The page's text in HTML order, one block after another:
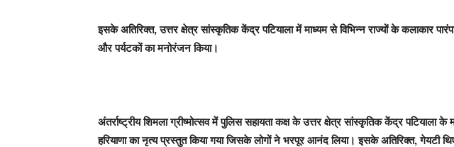
इसके अतिरिक्त, उत्तर क्षेत्र सांस्कृतिक केंद्र पटियाला में माध्यम से विभिन्न राज्यों के कलाकार
और पर्यटकों का मनोरंजन किया।
अंतर्राष्ट्रीय शिमला ग्रीष्मोत्सव में पुलिस सहायता कक्ष के उत्तर क्षेत्र सांस्कृतिक केंद्र पटियाला
हरियाणा का नृत्य प्रस्तुत किया गया जिसके लोगों ने भरपूर आनंद लिया। इसके अतिरिक्त, गेयटी